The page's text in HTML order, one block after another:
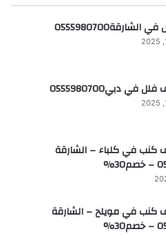
دبي0555980700
كنب في كلباء – الشارقة
كنب في مويلح – الشارقة